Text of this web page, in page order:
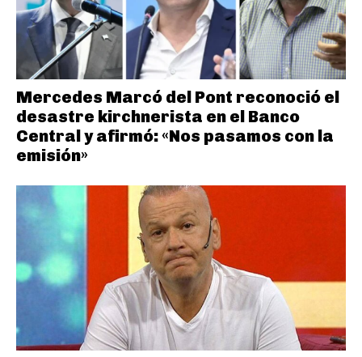
Mercedes Marcó del Pont reconoció el
desastre kirchnerista en el Banco
Central y afirmó: «Nos pasamos con la
emisión»